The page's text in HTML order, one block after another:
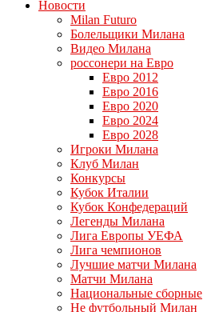
Новости
Milan Futuro
Болельщики Милана
Видео Милана
россонери на Евро
Евро 2012
Евро 2016
Евро 2020
Евро 2024
Евро 2028
Игроки Милана
Клуб Милан
Конкурсы
Кубок Италии
Кубок Конфедераций
Легенды Милана
Лига Европы УЕФА
Лига чемпионов
Лучшие матчи Милана
Матчи Милана
Национальные сборные
Не футбольный Милан